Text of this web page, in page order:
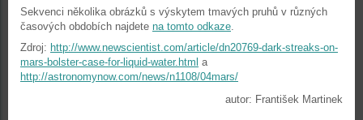
Sekvenci několika obrázků s výskytem tmavých pruhů v různých
časových obdobích najdete na tomto odkaze.
Zdroj: http://www.newscientist.com/article/dn20769-dark-streaks-on-
mars-bolster-case-for-liquid-water.html a
http://astronomynow.com/news/n1108/04mars/
autor: František Martinek